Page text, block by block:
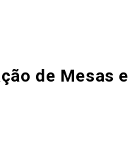
de Mesas e